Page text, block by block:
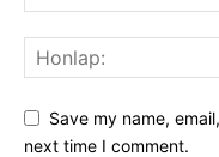
Save my name,
next time I comment.